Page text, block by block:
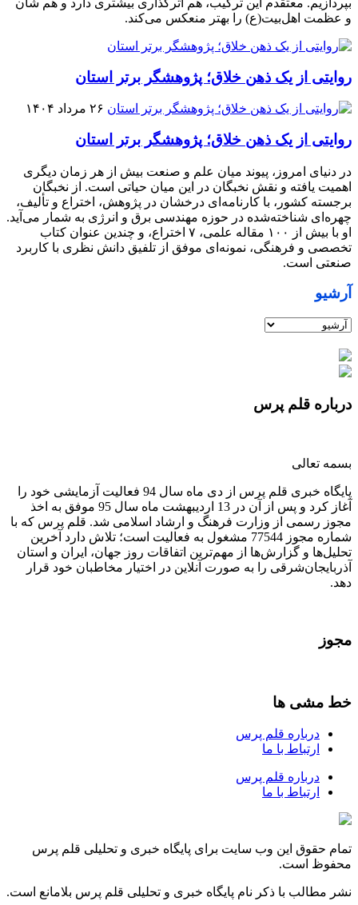
و عظمت اهل‌بیت(ع) را بهتر منعکس می‌کند.
روایتی از یک ذهن خلاق؛ پژوهشگر برتر استان
۲۶ مرداد ۱۴۰۴
روایتی از یک ذهن خلاق؛ پژوهشگر برتر استان
در دنیای امروز، پیوند میان علم و صنعت بیش از هر زمان دیگری
اهمیت یافته و نقش نخبگان در این میان حیاتی است. از نخبگان
برجسته کشور، با کارنامه‌ای درخشان در پژوهش، اختراع و تألیف،
چهره‌ای شناخته‌شده در حوزه مهندسی برق و انرژی به شمار می‌آید.
او با بیش از ۱۰۰ مقاله علمی، ۷ اختراع، و چندین عنوان کتاب
تخصصی و فرهنگی، نمونه‌ای موفق از تلفیق دانش نظری با کاربرد
صنعتی است.
آرشیو
درباره قلم پرس
بسمه تعالی
پایگاه خبری قلم پرس از دی ماه سال 94 فعالیت آزمایشی خود را
آغاز کرد و پس از آن در 13 اردیبهشت ماه سال 95 موفق به اخذ
مجوز رسمی از وزارت فرهنگ و ارشاد اسلامی شد. قلم پرس که با
شماره مجوز 77544 مشغول به فعالیت است؛ تلاش دارد آخرین
تحلیل‌ها و گزارش‌ها از مهم‌ترین اتفاقات روز جهان، ایران و استان
آذربایجان‌شرقی را به صورت آنلاین در اختیار مخاطبان خود قرار
دهد.
مجوز
خط مشی ها
درباره قلم پرس
ارتباط با ما
درباره قلم پرس
ارتباط با ما
تمام حقوق این وب سایت برای پایگاه خبری و تحلیلی قلم پرس
محفوظ است.
نشر مطالب با ذکر نام پایگاه خبری و تحلیلی قلم پرس بلامانع است.